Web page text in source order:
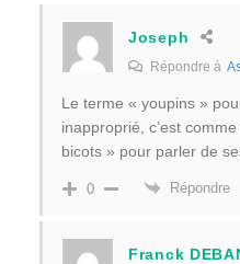
Joseph
Répondre à
Le terme « youpins »
inapproprié, c’est
bicots » pour parler de
0 Répondre
Franck